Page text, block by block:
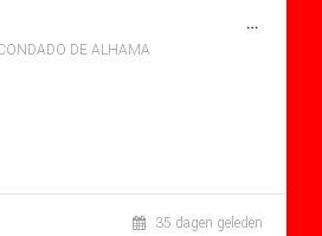
TE KOOP APARTMENT IN CONDADO DE ALHAMA, ALHAMA DE MURCIA MET ZWEMBAD
DE ALHAMA
35 dagen geleden